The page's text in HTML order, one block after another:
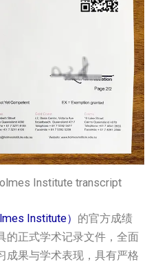
Institute transcript
Institute） 的官方成绩
的正式学术记录文件，全面
成果与学术表现，具有严格